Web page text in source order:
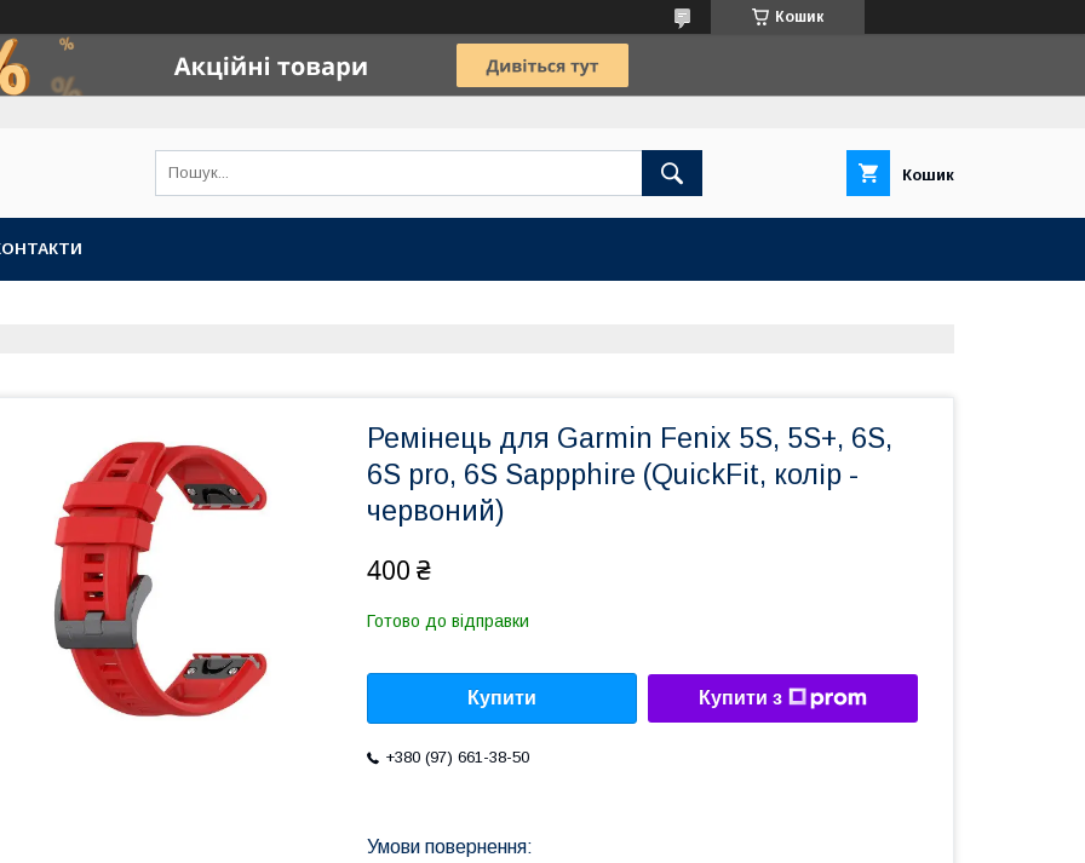
Кошик
Кошик
Ремінець для Garmin Fenix 5S, 5S+, 6S,
6S pro, 6S Sappphire (QuickFit, колір -
червоний)
400 ₴
Готово до відправки
Купити Купити з
+380 (97) 661-38-50